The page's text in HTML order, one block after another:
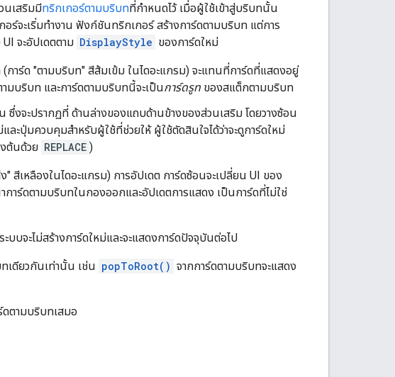
นเสริมมีทริกเกอร์ตามบริบทที่กำหนดไว้ เมื่อผู้ใช้เข้าสู่บริบทนั้น
อร์จะเริ่มทำงาน ฟังก์ชันทริกเกอร์ สร้างการ์ดตามบริบท แต่การ
จะอัปเดตตาม DisplayStyle ของการ์ดใหม่
การ์ด "ตามบริบท" สีส้มเข้ม ในไดอะแกรม) จะแทนที่การ์ดที่แสดงอยู่
มบริบท และการ์ดตามบริบทนี้จะเป็นการ์ดรูท ของสแต็กตามบริบท
ซึ่งจะปรากฏที่ ด้านล่างของแถบด้านข้างของส่วนเสริม โดยวางซ้อน
ะปุ่มควบคุมสำหรับผู้ใช้ที่ช่วยให้ ผู้ใช้ตัดสินใจได้ว่าจะดูการ์ดใหม่
ต้นด้วย REPLACE )
สีเหลืองในไดอะแกรม) การอัปเดต การ์ดซ้อนจะเปลี่ยน UI ของ
าร์ดตามบริบทในกองออกและอัปเดตการแสดง เป็นการ์ดที่ไม่ใช่
บจะไม่สร้างการ์ดใหม่และจะแสดงการ์ดปัจจุบันต่อไป
เดียวกันเท่านั้น เช่น popToRoot() จากการ์ดตามบริบทจะแสดง
ดตามบริบทเสมอ